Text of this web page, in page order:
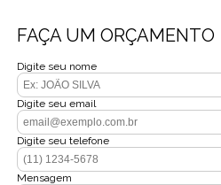
FAÇA UM ORÇAMENTO
Digite seu nome
Digite seu email
Digite seu telefone
Mensagem